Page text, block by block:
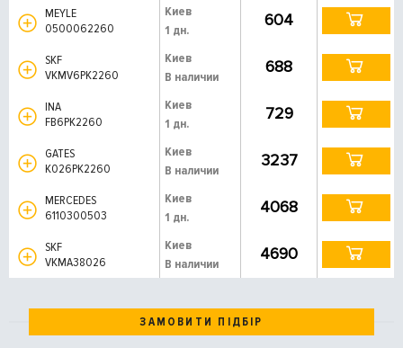
MEYLE
0500062260
Киев
1 дн.
604
SKF
VKMV6PK2260
Киев
В наличии
688
INA
FB6PK2260
Киев
1 дн.
729
GATES
K026PK2260
Киев
В наличии
3237
MERCEDES
6110300503
Киев
1 дн.
4068
SKF
VKMA38026
Киев
В наличии
4690
ЗАМОВИТИ ПІДБІР